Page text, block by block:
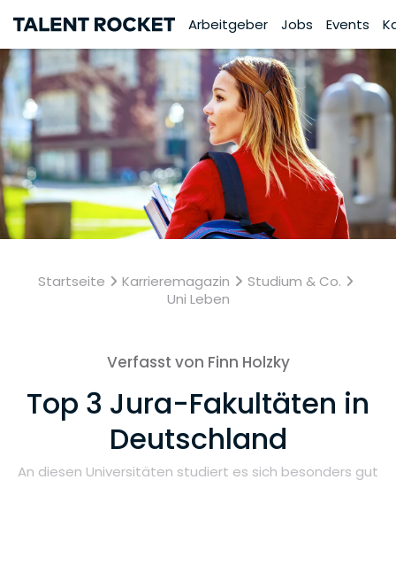
Arbeitgeber Jobs Events
Startseite Karrieremagazin
Studium & Co.
Uni Leben
Verfasst von Finn Holzky
Top 3 Jura-Fakultäten in
Deutschland
An diesen Universitäten studiert es sich besonders gut